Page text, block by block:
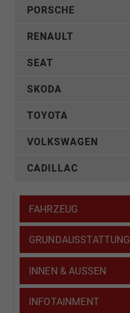
PORSCHE
RENAULT
SEAT
SKODA
TOYOTA
VOLKSWAGEN
CADILLAC
FAHRZEUG
GRUNDAUSSTATTUNG
INNEN & AUSSEN
INFOTAINMENT